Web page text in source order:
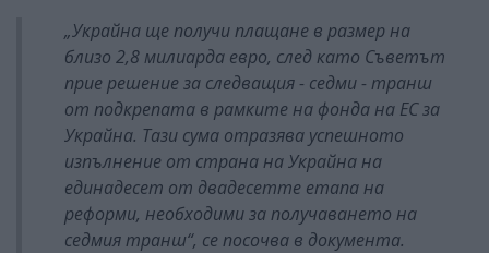
„Украйна ще получи плащане в размер на
близо 2,8 милиарда евро, след като Съветът
прие решение за следващия - седми - транш
от подкрепата в рамките на фонда на ЕС за
Украйна. Тази сума отразява успешното
изпълнение от страна на Украйна на
единадесет от двадесетте етапа на
реформи, необходими за получаването на
седмия транш“, се посочва в документа.